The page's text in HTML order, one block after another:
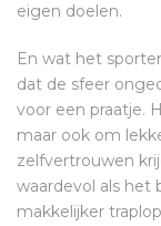
eigen doelen.
En wat het
dat de sfeer
voor een praatje.
maar ook om
zelfvertrouwen
waardevol als het
makkelijker